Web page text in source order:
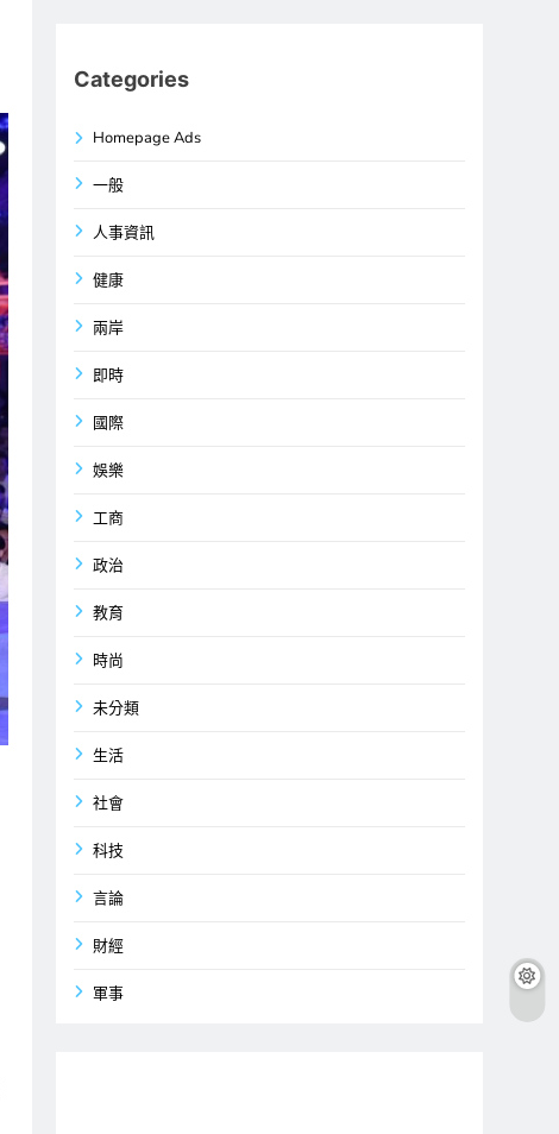
Categories
Homepage Ads
一般
人事資訊
健康
兩岸
即時
國際
娛樂
工商
政治
教育
時尚
未分類
生活
社會
科技
言論
財經
軍事